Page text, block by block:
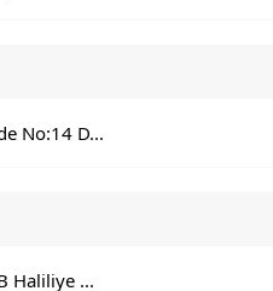
No:14 D...
Haliliye ...